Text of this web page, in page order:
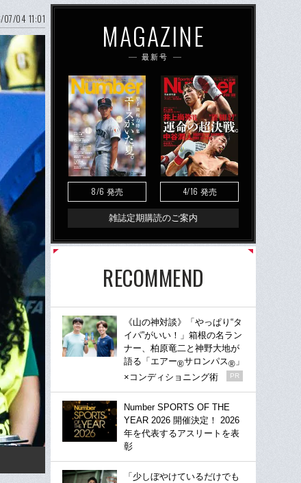
04 11:01 MAGAZINE
最新号
8/6 発売 4/16 発売
雑誌定期購読のご案内
RECOMMEND
《山の神対談》「やっぱり“タ
イパ”がいい！」箱根の名ラン
ナー、柏原竜二と神野大地が
語る「エアー®サロンパス® 」
×コンディショニング術
PR
Number SPORTS OF THE
YEAR 2026 開催決定！ 2026
年を代表するアスリートを表
彰
「少しぼやけているだけでも